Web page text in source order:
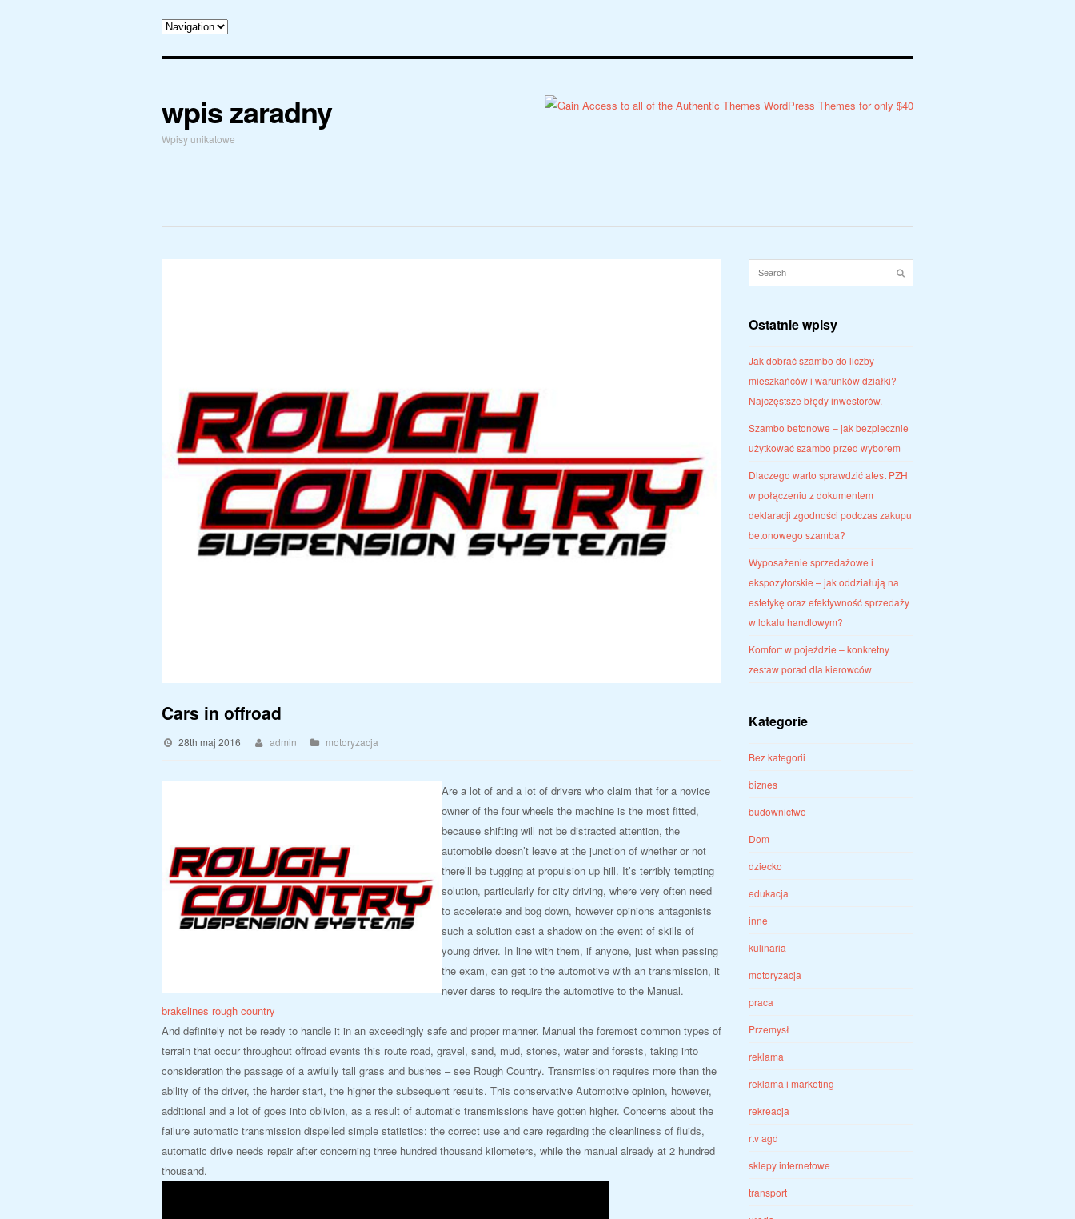
wpis zaradny
Wpisy unikatowe
Cars in offroad
28th maj 2016 admin motoryzacja
Are a lot of and a lot of drivers who claim that for a novice
owner of the four wheels the machine is the most fitted,
because shifting will not be distracted attention, the
automobile doesn’t leave at the junction of whether or not
there’ll be tugging at propulsion up hill. It’s terribly tempting
solution, particularly for city driving, where very often need
to accelerate and bog down, however opinions antagonists
such a solution cast a shadow on the event of skills of
young driver. In line with them, if anyone, just when passing
the exam, can get to the automotive with an transmission, it
never dares to require the automotive to the Manual.
brakelines rough country
And definitely not be ready to handle it in an exceedingly safe and proper manner. Manual the foremost common types of
terrain that occur throughout offroad events this route road, gravel, sand, mud, stones, water and forests, taking into
consideration the passage of a awfully tall grass and bushes – see Rough Country. Transmission requires more than the
ability of the driver, the harder start, the higher the subsequent results. This conservative Automotive opinion, however,
additional and a lot of goes into oblivion, as a result of automatic transmissions have gotten higher. Concerns about the
failure automatic transmission dispelled simple statistics: the correct use and care regarding the cleanliness of fluids,
automatic drive needs repair after concerning three hundred thousand kilometers, while the manual already at 2 hundred
thousand.
Ostatnie wpisy
Jak dobrać szambo do liczby
mieszkańców i warunków działki?
Najczęstsze błędy inwestorów.
Szambo betonowe – jak bezpiecznie
użytkować szambo przed wyborem
Dlaczego warto sprawdzić atest PZH
w połączeniu z dokumentem
deklaracji zgodności podczas zakupu
betonowego szamba?
Wyposażenie sprzedażowe i
ekspozytorskie – jak oddziałują na
estetykę oraz efektywność sprzedaży
w lokalu handlowym?
Komfort w pojeździe – konkretny
zestaw porad dla kierowców
Kategorie
Bez kategorii
biznes
budownictwo
Dom
dziecko
edukacja
inne
kulinaria
motoryzacja
praca
Przemysł
reklama
reklama i marketing
rekreacja
rtv agd
sklepy internetowe
transport